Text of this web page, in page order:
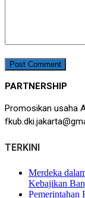
PARTNERSHIP
Promosikan usaha
TERKINI
Merdeka
Kebajikan
Pemerintahan